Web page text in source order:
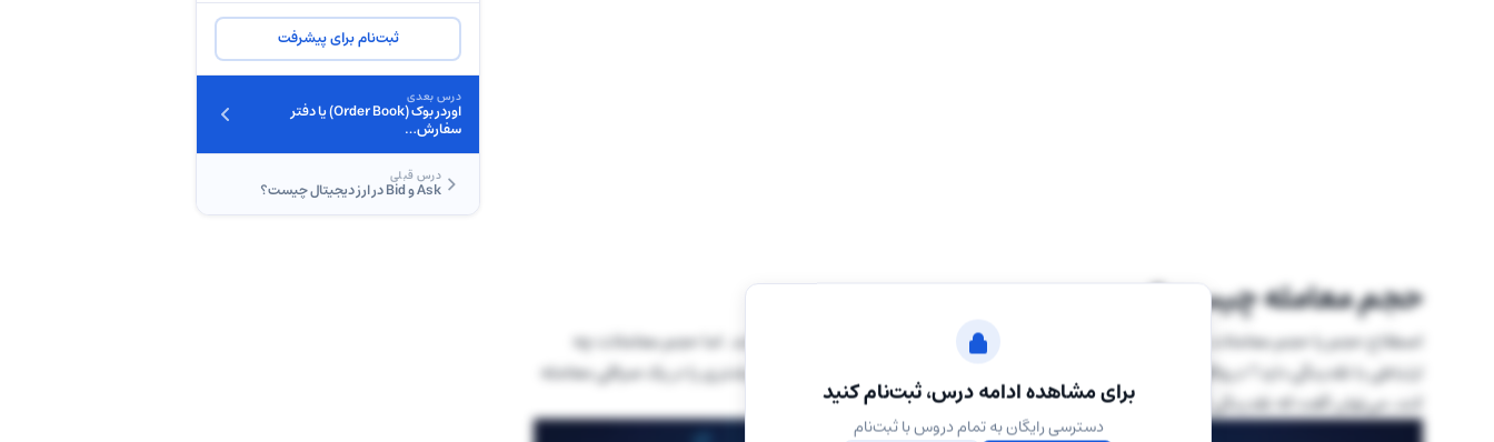
برای مشاهده ادامه درس، ثبت‌نام کنید
دسترسی رایگان به تمام دروس با ثبت‌نام
حجم معامله چیست؟
اصطلاح حجم یا حجم معاملات به تعداد سفارشات اجرا شده در یک بازه زمانی در صرافی اشاره می‌کند. اما حجم معاملات چه
ارتباطی با نقدینگی دارد؟ در واقع هرچه حجم معاملات بالاتر باشد و کاربر بتواند تعداد واحدهای بیشتری را در یک صرافی معامله
کند، می‌توان گفت که نقدینگی آن ارز دیجیتال نیز بالاتر خواهد رفت.
ثبت‌نام برای پیشرفت
درس بعدی
اوردر بوک (Order Book) یا دفتر
سفارش…
درس قبلی
Ask و Bid در ارز دیجیتال چیست؟